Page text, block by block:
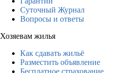
Суточный Журнал
Вопросы и ответы
Хозяевам жилья
Как сдавать жильё
Разместить объявление
Бесплатное страхование